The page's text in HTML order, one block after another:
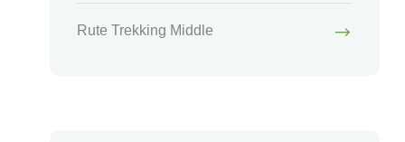
Rute Trekking Middle